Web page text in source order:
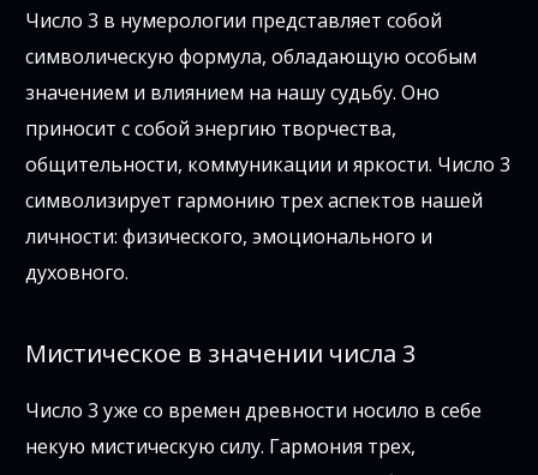
Число 3 в нумерологии представляет собой
символическую формула, обладающую особым
значением и влиянием на нашу судьбу. Оно
приносит с собой энергию творчества,
общительности, коммуникации и яркости. Число 3
символизирует гармонию трех аспектов нашей
личности: физического, эмоционального и
духовного.
Мистическое в значении числа 3
Число 3 уже со времен древности носило в себе
некую мистическую силу. Гармония трех,